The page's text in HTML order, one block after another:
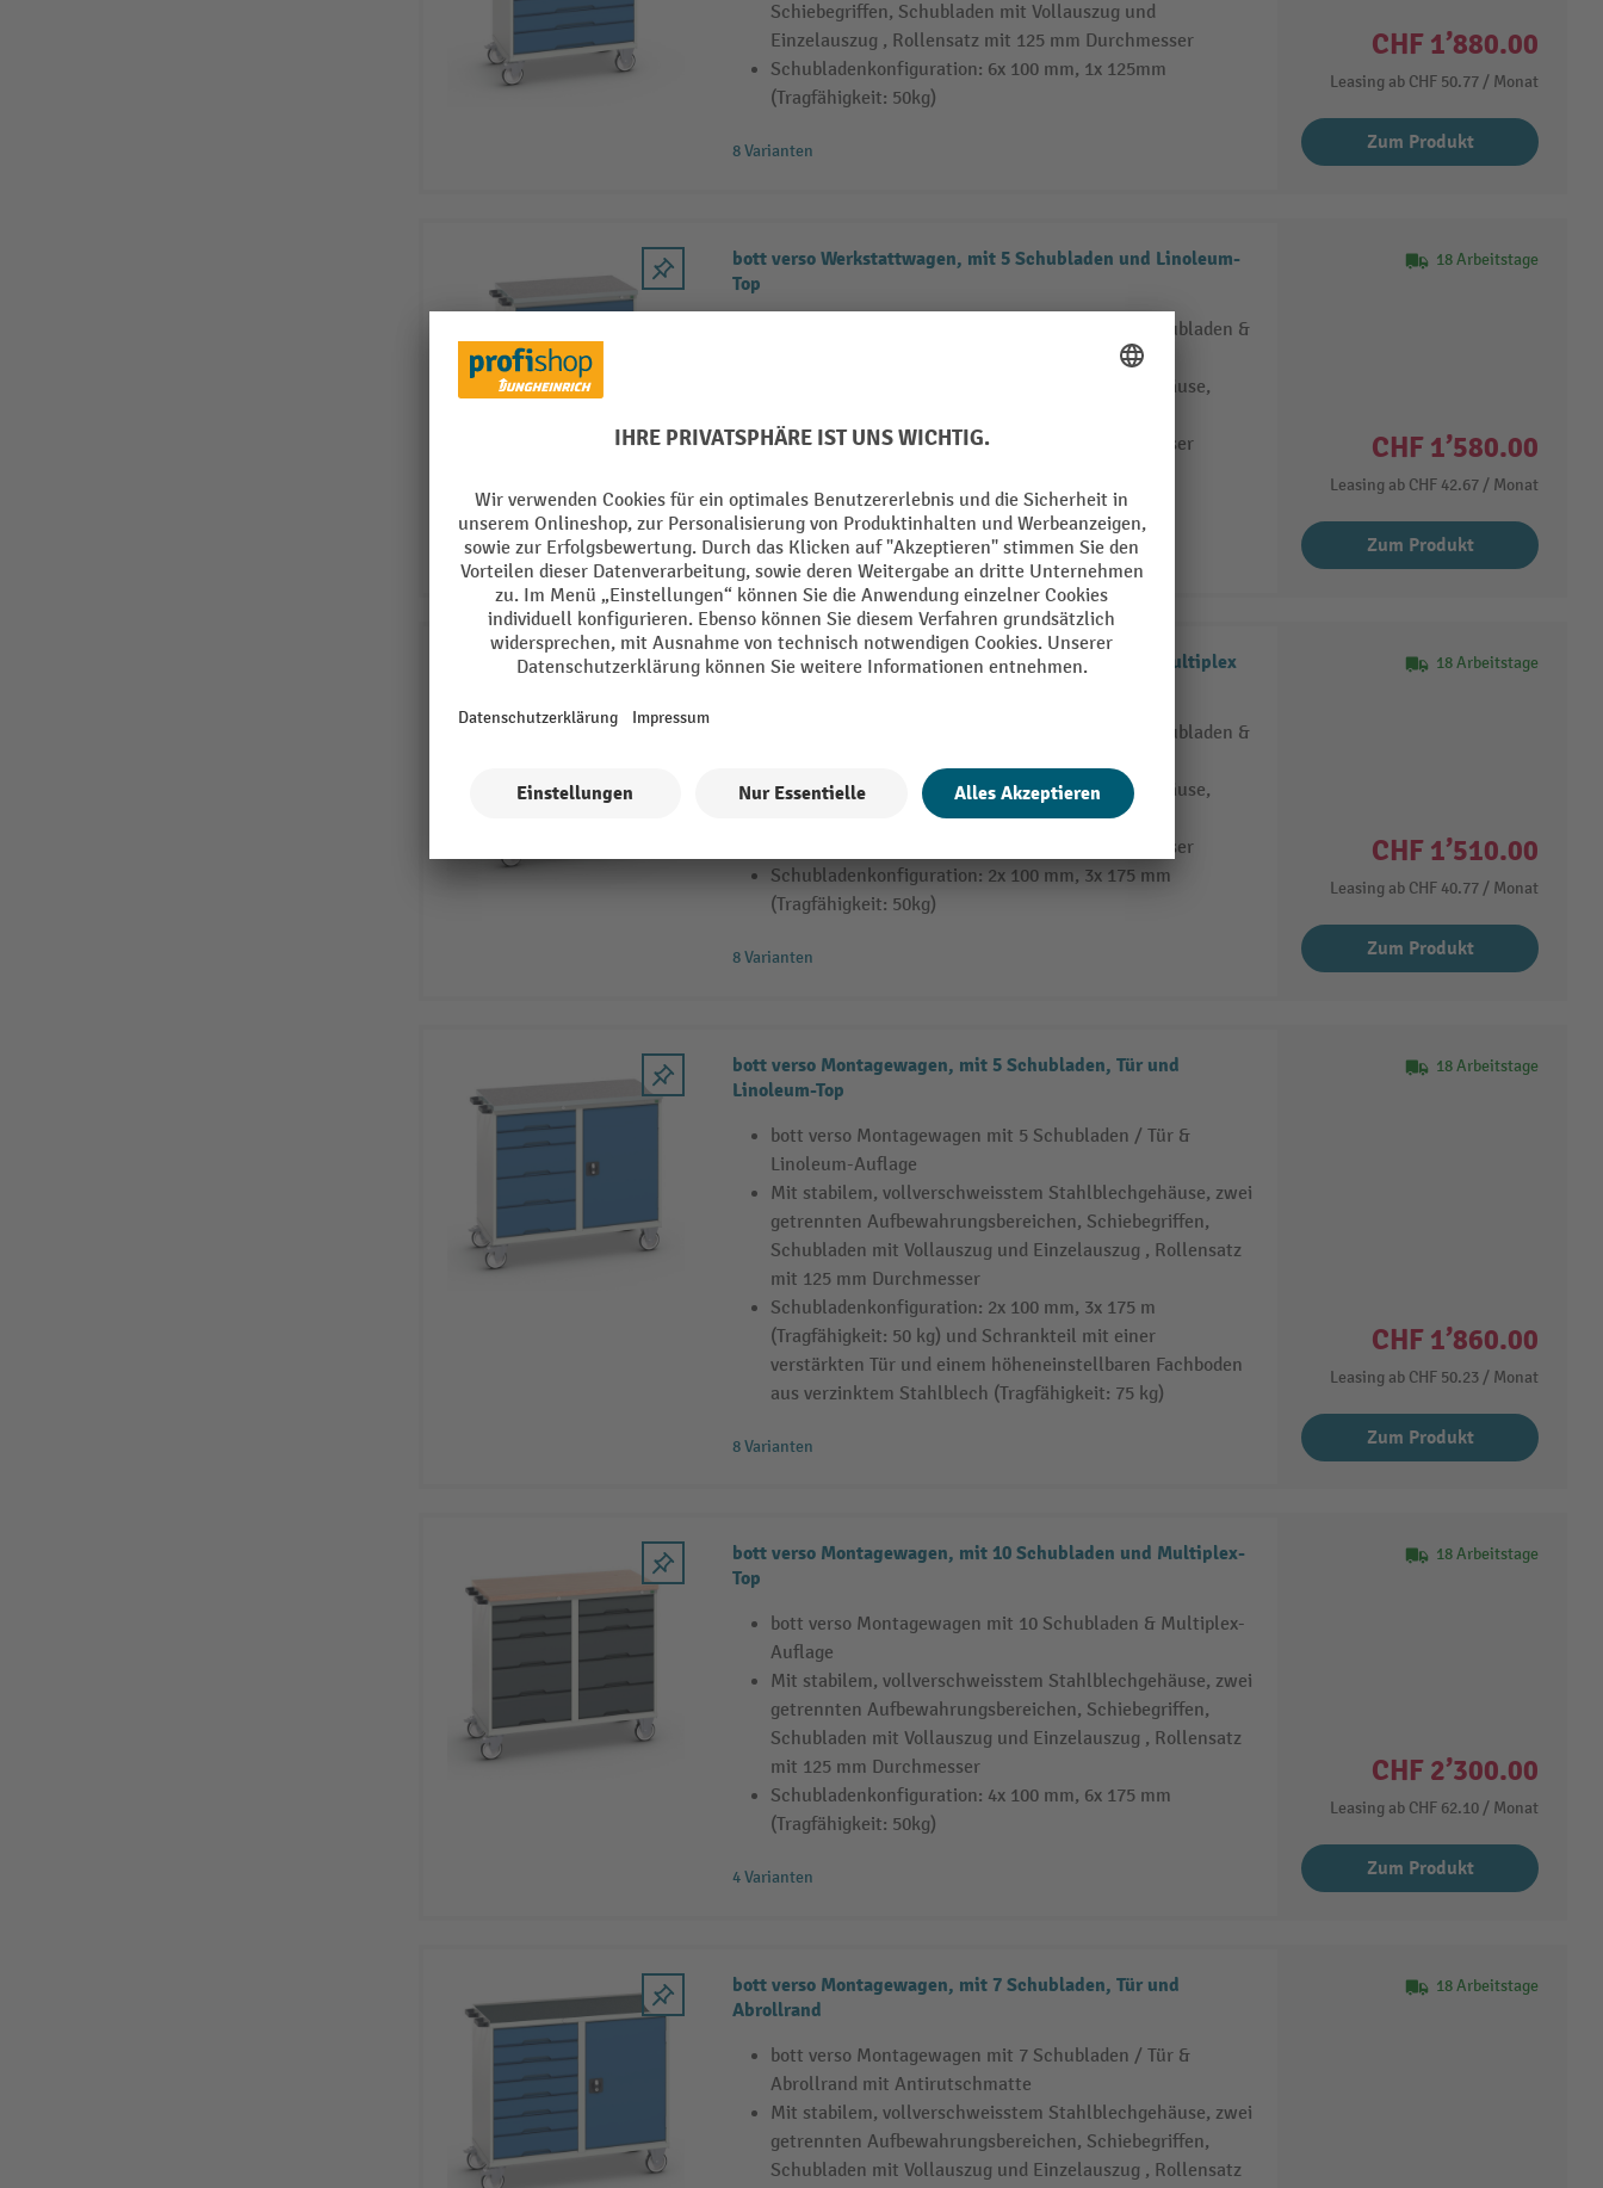
Schiebegriffen, Schubladen mit Vollauszug und
Einzelauszug , Rollensatz mit 125 mm Durchmesser
Schubladenkonfiguration: 6x 100 mm, 1x 125mm
(Tragfähigkeit: 50kg)
8 Varianten
CHF 1’880.00
Leasing ab CHF 50.77 / Monat
Zum Produkt
bott verso Werkstattwagen, mit 5 Schubladen und Linoleum-
Top
bott verso mobiler Schubladenschrank mit 5 Schubladen &
Mit stabilem, vollverschweisstem Stahlblechgehäuse,
Einzelauszug , Rollensatz mit 125 mm Durchmesser
(Tragfähigkeit: 50 kg)
8 Varianten
18 Arbeitstage
CHF 1’580.00
Leasing ab CHF 42.67 / Monat
Zum Produkt
bott verso Werkstattwagen, mit 5 Schubladen und Multiplex
bott verso mobiler Schubladenschrank mit 5 Schubladen &
Mit stabilem, vollverschweisstem Stahlblechgehäuse,
Schiebegriffen, Schubladen mit Vollauszug und
Einzelauszug , Rollensatz mit 125 mm Durchmesser
Schubladenkonfiguration: 2x 100 mm, 3x 175 mm
(Tragfähigkeit: 50kg)
8 Varianten
18 Arbeitstage
CHF 1’510.00
Leasing ab CHF 40.77 / Monat
Zum Produkt
bott verso Montagewagen, mit 5 Schubladen, Tür und
Linoleum-Top
bott verso Montagewagen mit 5 Schubladen / Tür &
Linoleum-Auflage
Mit stabilem, vollverschweisstem Stahlblechgehäuse, zwei
getrennten Aufbewahrungsbereichen, Schiebegriffen,
Schubladen mit Vollauszug und Einzelauszug , Rollensatz
mit 125 mm Durchmesser
Schubladenkonfiguration: 2x 100 mm, 3x 175 m
(Tragfähigkeit: 50 kg) und Schrankteil mit einer
verstärkten Tür und einem höheneinstellbaren Fachboden
aus verzinktem Stahlblech (Tragfähigkeit: 75 kg)
8 Varianten
18 Arbeitstage
CHF 1’860.00
Leasing ab CHF 50.23 / Monat
Zum Produkt
bott verso Montagewagen, mit 10 Schubladen und Multiplex-
Top
bott verso Montagewagen mit 10 Schubladen & Multiplex-
Auflage
Mit stabilem, vollverschweisstem Stahlblechgehäuse, zwei
getrennten Aufbewahrungsbereichen, Schiebegriffen,
Schubladen mit Vollauszug und Einzelauszug , Rollensatz
mit 125 mm Durchmesser
Schubladenkonfiguration: 4x 100 mm, 6x 175 mm
(Tragfähigkeit: 50kg)
4 Varianten
18 Arbeitstage
CHF 2’300.00
Leasing ab CHF 62.10 / Monat
Zum Produkt
bott verso Montagewagen, mit 7 Schubladen, Tür und
Abrollrand
bott verso Montagewagen mit 7 Schubladen / Tür &
Abrollrand mit Antirutschmatte
Mit stabilem, vollverschweisstem Stahlblechgehäuse, zwei
getrennten Aufbewahrungsbereichen, Schiebegriffen,
Schubladen mit Vollauszug und Einzelauszug , Rollensatz
18 Arbeitstage